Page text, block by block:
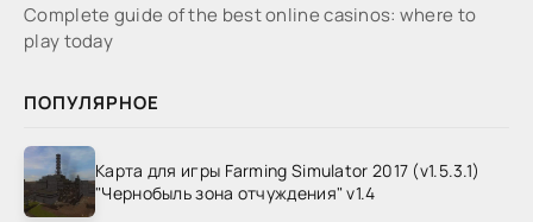
Complete guide of the best online casinos: where to
play today
ПОПУЛЯРНОЕ
Карта для игры Farming Simulator 2017 (v1.5.3.1)
"Чернобыль зона отчуждения" v1.4